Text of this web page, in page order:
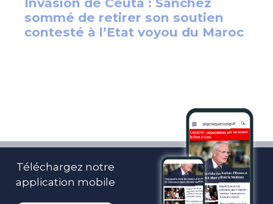
Téléchargez notre
application mobile